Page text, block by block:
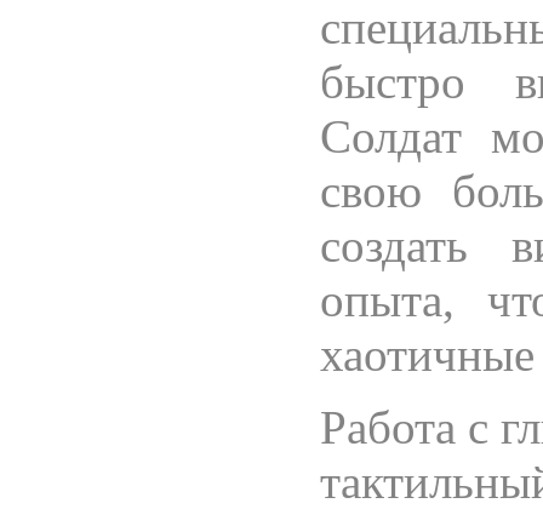
быстро
Солдат
свою
создать
опыта,
Работа с